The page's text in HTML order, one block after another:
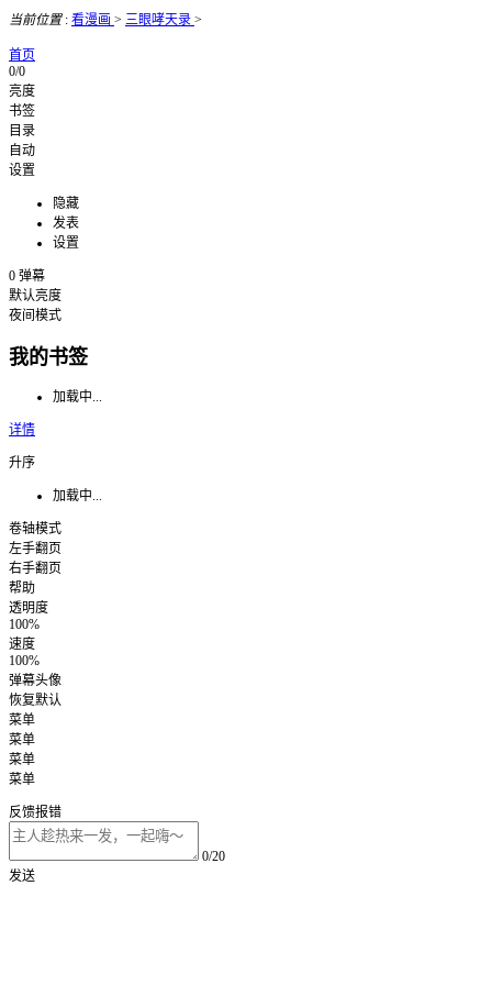
当前位置: 看漫画 > 三眼哮天录 >
首页
0/0
亮度
书签
目录
自动
设置
隐藏
发表
设置
0 弹幕
默认亮度
夜间模式
我的书签
加载中...
详情
升序
加载中...
卷轴模式
左手翻页
右手翻页
帮助
透明度
100%
速度
100%
弹幕头像
恢复默认
菜单
菜单
菜单
菜单
反馈报错
0/20
发送